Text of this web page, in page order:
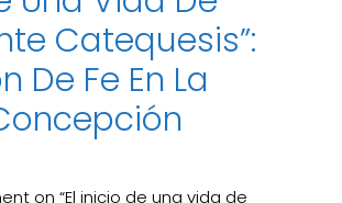
Catequesis”:
De Fe En La
on “El inicio de una vida de